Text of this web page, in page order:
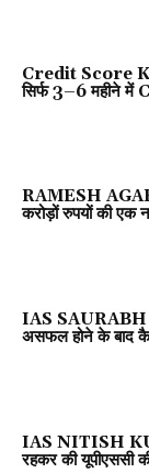
Credit Score
सिर्फ 3–6 महीने में
RAMESH
करोड़ों रुपयों की एक
IAS SAURABH
असफल होने के बाद
IAS NITISH
रहकर की यूपीएससी